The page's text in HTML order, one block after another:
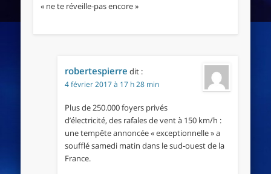
« ne te réveille-pas encore »
robertespierre dit :
4 février 2017 à 17 h 28 min
Plus de 250.000 foyers privés
d’électricité, des rafales de vent à 150 km/h :
une tempête annoncée « exceptionnelle » a
soufflé samedi matin dans le sud-ouest de la
France.